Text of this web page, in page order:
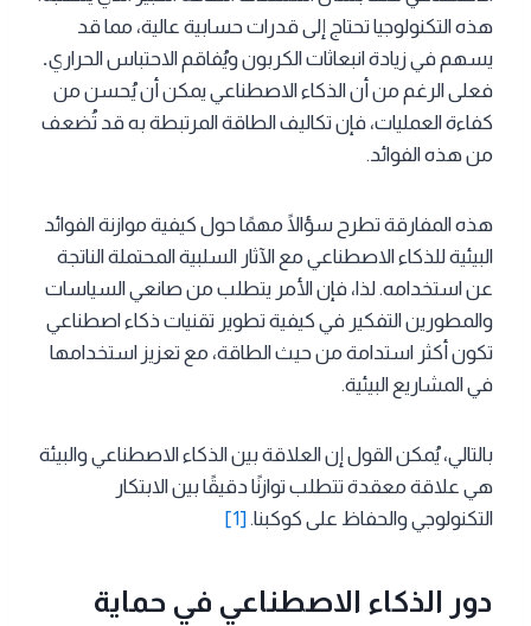
هذه التكنولوجيا تحتاج إلى قدرات حسابية عالية، مما قد
يسهم في زيادة انبعاثات الكربون ويُفاقم الاحتباس الحراري.
فعلى الرغم من أن الذكاء الاصطناعي يمكن أن يُحسن من
كفاءة العمليات، فإن تكاليف الطاقة المرتبطة به قد تُضعف
من هذه الفوائد.
هذه المفارقة تطرح سؤالًا مهمًا حول كيفية موازنة الفوائد
البيئية للذكاء الاصطناعي مع الآثار السلبية المحتملة الناتجة
عن استخدامه. لذا، فإن الأمر يتطلب من صانعي السياسات
والمطورين التفكير في كيفية تطوير تقنيات ذكاء اصطناعي
تكون أكثر استدامة من حيث الطاقة، مع تعزيز استخدامها
في المشاريع البيئية.
بالتالي، يُمكن القول إن العلاقة بين الذكاء الاصطناعي والبيئة
هي علاقة معقدة تتطلب توازنًا دقيقًا بين الابتكار
التكنولوجي والحفاظ على كوكبنا.[1]
دور الذكاء الاصطناعي في حماية